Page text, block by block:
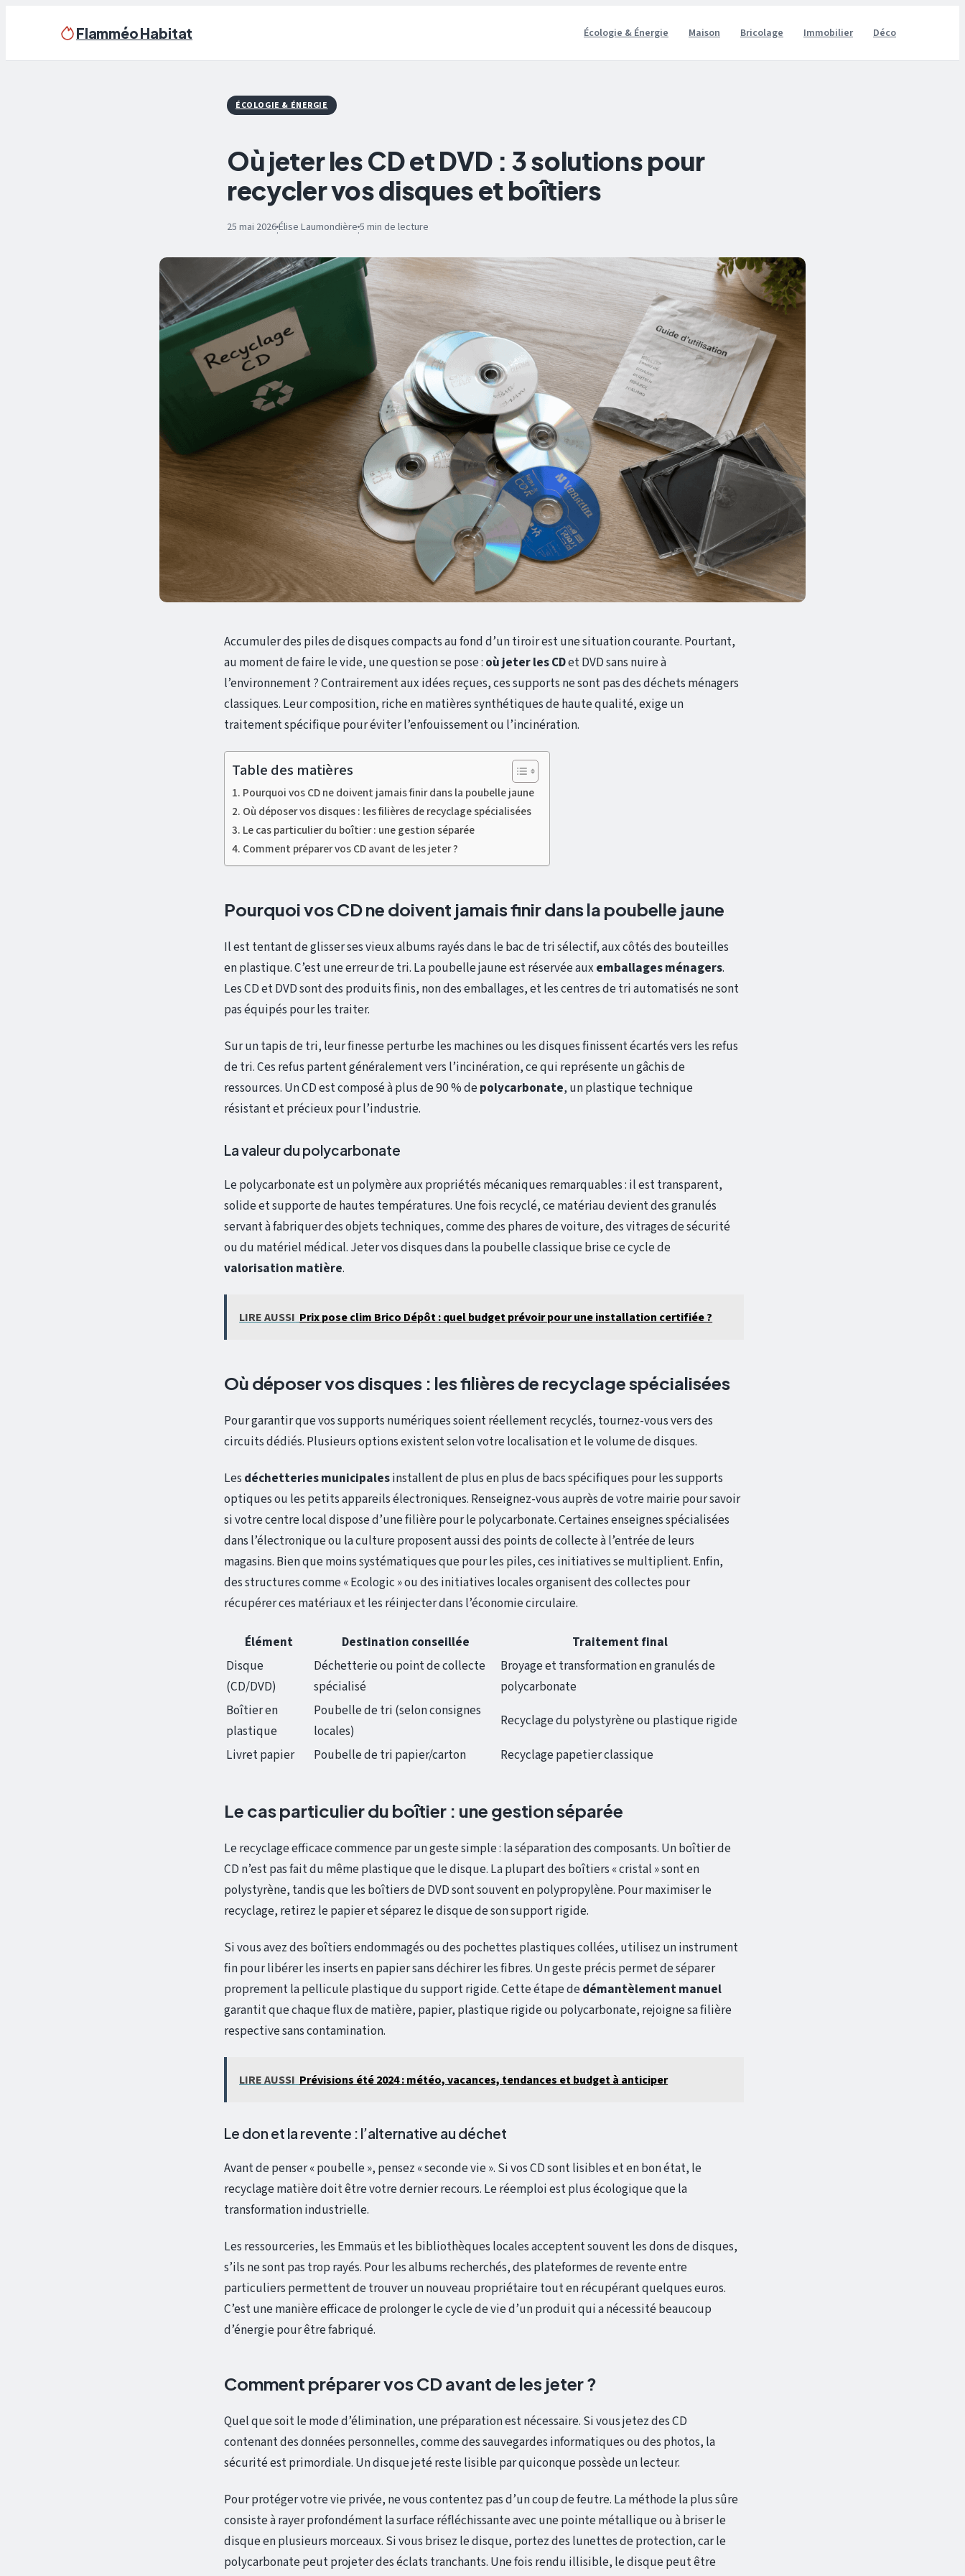
Flamméo Habitat Écologie & Énergie Maison Bricolage Immobilier Déco
ÉCOLOGIE & ÉNERGIE
Où jeter les CD et DVD : 3 solutions pour
recycler vos disques et boîtiers
25 mai 2026·Élise Laumondière·5 min de lecture
Accumuler des piles de disques compacts au fond d’un tiroir est une situation courante. Pourtant,
au moment de faire le vide, une question se pose : où jeter les CDet DVD sans nuire à
l’environnement ? Contrairement aux idées reçues, ces supports ne sont pas des déchets ménagers
classiques. Leur composition, riche en matières synthétiques de haute qualité, exige un
traitement spécifique pour éviter l’enfouissement ou l’incinération.
Table des matières
Pourquoi vos CD ne doivent jamais finir dans la poubelle jaune
Où déposer vos disques : les filières de recyclage spécialisées
Le cas particulier du boîtier : une gestion séparée
Comment préparer vos CD avant de les jeter ?
Pourquoi vos CD ne doivent jamais finir dans la poubelle jaune
Il est tentant de glisser ses vieux albums rayés dans le bac de tri sélectif, aux côtés des bouteilles
en plastique. C’est une erreur de tri. La poubelle jaune est réservée auxemballages ménagers.
Les CD et DVD sont des produits finis, non des emballages, et les centres de tri automatisés ne sont
pas équipés pour les traiter.
Sur un tapis de tri, leur finesse perturbe les machines ou les disques finissent écartés vers les refus
de tri. Ces refus partent généralement vers l’incinération, ce qui représente un gâchis de
ressources. Un CD est composé à plus de 90 % depolycarbonate, un plastique technique
résistant et précieux pour l’industrie.
La valeur du polycarbonate
Le polycarbonate est un polymère aux propriétés mécaniques remarquables : il est transparent,
solide et supporte de hautes températures. Une fois recyclé, ce matériau devient des granulés
servant à fabriquer des objets techniques, comme des phares de voiture, des vitrages de sécurité
ou du matériel médical. Jeter vos disques dans la poubelle classique brise ce cycle de
valorisation matière.
LIRE AUSSI Prix pose clim Brico Dépôt : quel budget prévoir pour une installation certifiée ?
Où déposer vos disques : les filières de recyclage spécialisées
Pour garantir que vos supports numériques soient réellement recyclés, tournez-vous vers des
circuits dédiés. Plusieurs options existent selon votre localisation et le volume de disques.
Les déchetteries municipalesinstallent de plus en plus de bacs spécifiques pour les supports
optiques ou les petits appareils électroniques. Renseignez-vous auprès de votre mairie pour savoir
si votre centre local dispose d’une filière pour le polycarbonate. Certaines enseignes spécialisées
dans l’électronique ou la culture proposent aussi des points de collecte à l’entrée de leurs
magasins. Bien que moins systématiques que pour les piles, ces initiatives se multiplient. Enfin,
des structures comme « Ecologic » ou des initiatives locales organisent des collectes pour
récupérer ces matériaux et les réinjecter dans l’économie circulaire.
Élément Destination conseillée
Traitement final
Disque
(CD/DVD)
Déchetterie ou point de collecte
spécialisé
Broyage et transformation en granulés de
polycarbonate
Boîtier en
plastique
Poubelle de tri (selon consignes
locales)
Recyclage du polystyrène ou plastique rigide
Livret papier
Poubelle de tri papier/carton Recyclage papetier classique
Le cas particulier du boîtier : une gestion séparée
Le recyclage efficace commence par un geste simple : la séparation des composants. Un boîtier de
CD n’est pas fait du même plastique que le disque. La plupart des boîtiers « cristal » sont en
polystyrène, tandis que les boîtiers de DVD sont souvent en polypropylène. Pour maximiser le
recyclage, retirez le papier et séparez le disque de son support rigide.
Si vous avez des boîtiers endommagés ou des pochettes plastiques collées, utilisez un instrument
fin pour libérer les inserts en papier sans déchirer les fibres. Un geste précis permet de séparer
proprement la pellicule plastique du support rigide. Cette étape dedémantèlement manuel
garantit que chaque flux de matière, papier, plastique rigide ou polycarbonate, rejoigne sa filière
respective sans contamination.
LIRE AUSSI Prévisions été 2024 : météo, vacances, tendances et budget à anticiper
Le don et la revente : l’alternative au déchet
Avant de penser « poubelle », pensez « seconde vie ». Si vos CD sont lisibles et en bon état, le
recyclage matière doit être votre dernier recours. Le réemploi est plus écologique que la
transformation industrielle.
Les ressourceries, les Emmaüs et les bibliothèques locales acceptent souvent les dons de disques,
s’ils ne sont pas trop rayés. Pour les albums recherchés, des plateformes de revente entre
particuliers permettent de trouver un nouveau propriétaire tout en récupérant quelques euros.
C’est une manière efficace de prolonger le cycle de vie d’un produit qui a nécessité beaucoup
d’énergie pour être fabriqué.
Comment préparer vos CD avant de les jeter ?
Quel que soit le mode d’élimination, une préparation est nécessaire. Si vous jetez des CD
contenant des données personnelles, comme des sauvegardes informatiques ou des photos, la
sécurité est primordiale. Un disque jeté reste lisible par quiconque possède un lecteur.
Pour protéger votre vie privée, ne vous contentez pas d’un coup de feutre. La méthode la plus sûre
consiste à rayer profondément la surface réfléchissante avec une pointe métallique ou à briser le
disque en plusieurs morceaux. Si vous brisez le disque, portez des lunettes de protection, car le
polycarbonate peut projeter des éclats tranchants. Une fois rendu illisible, le disque peut être